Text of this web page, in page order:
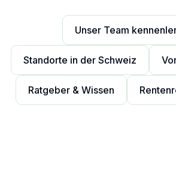
Unser Team
Standorte in der Schweiz
Ratgeber & Wissen